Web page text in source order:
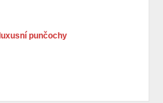
luxusní punčochy